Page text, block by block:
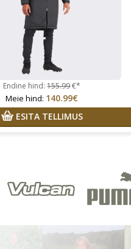
Endine hind:155.99€*
Meie hind: 140.99€
ESITA TELLIMUS